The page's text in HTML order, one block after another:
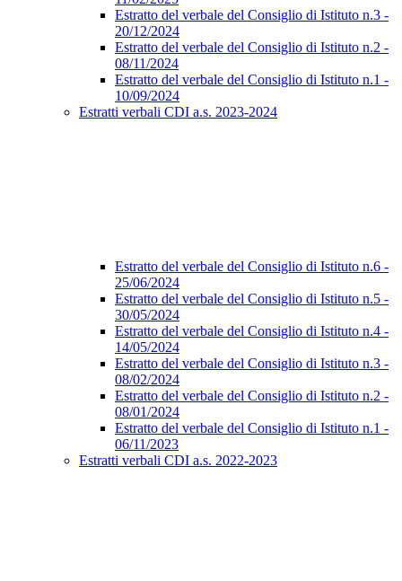
Estratto del verbale del Consiglio di Istituto n.3 -
20/12/2024
Estratto del verbale del Consiglio di Istituto n.2 -
08/11/2024
Estratto del verbale del Consiglio di Istituto n.1 -
10/09/2024
Estratti verbali CDI a.s. 2023-2024
Estratto del verbale del Consiglio di Istituto n.6 -
25/06/2024
Estratto del verbale del Consiglio di Istituto n.5 -
30/05/2024
Estratto del verbale del Consiglio di Istituto n.4 -
14/05/2024
Estratto del verbale del Consiglio di Istituto n.3 -
08/02/2024
Estratto del verbale del Consiglio di Istituto n.2 -
08/01/2024
Estratto del verbale del Consiglio di Istituto n.1 -
06/11/2023
Estratti verbali CDI a.s. 2022-2023